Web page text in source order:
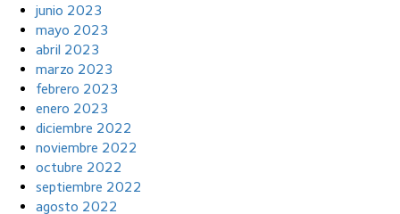
junio 2023
mayo 2023
abril 2023
marzo 2023
febrero 2023
enero 2023
diciembre 2022
noviembre 2022
octubre 2022
septiembre 2022
agosto 2022